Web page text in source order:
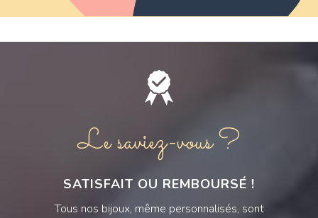
Le saviez-vous ?
SATISFAIT OU REMBOURSÉ !
Tous nos bijoux, même personnalisés, sont